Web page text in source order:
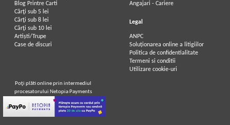
Blog Printre Carti
Cărţi sub 5 lei
Cărţi sub 8 lei
Cărţi sub 10 lei
Artiști/Trupe
Case de discuri
Angajari - Cariere
Legal
ANPC
Soluționarea online a litigiilor
Politica de confidentialitate
Termeni si conditii
Utilizare cookie-uri
Poţi plăti online prin intermediul
procesatorului Netopia Payments